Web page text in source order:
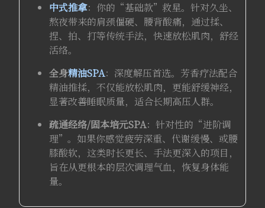
中式推拿：你的“基础款”救星。针对久坐、
熬夜带来的肩颈僵硬、腰背酸痛，通过揉、
捏、拍、打等传统手法，快速放松肌肉，舒经
活络。
全身精油SPA：深度解压首选。芳香疗法配合
精油推揉，不仅能放松肌肉，更能舒缓神经，
显著改善睡眠质量，适合长期高压人群。
疏通经络/固本培元SPA：针对性的“进阶调
理”。如果你感觉疲劳深重、代谢缓慢、或腰
膝酸软，这类时长更长、手法更深入的项目，
旨在从更根本的层次调理气血，恢复身体能
量。